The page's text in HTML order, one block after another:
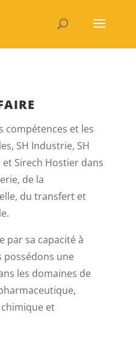
compétences et les
SH Industrie, SH
Sirech Hostier dans
de la
du transfert et
par sa capacité à
possédons une
les domaines de
et